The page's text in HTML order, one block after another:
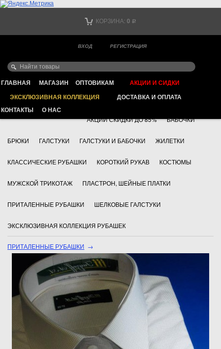
КОРЗИНА: 0 Р
ВХОД РЕГИСТРАЦИЯ
ГЛАВНАЯ МАГАЗИН ОПТОВИКАМ
АКЦИИ И СИДКИ
ЭКСКЛЮЗИВНАЯ КОЛЛЕКЦИЯ
ДОСТАВКА И ОПЛАТА
КОНТАКТЫ
О НАС
Ваш город -
ИНТЕРНЕТ МАГАЗИН КЛАССИЧЕСКОЙ МУЖСКОЙ ОДЕЖДЫ
+7 495 783 69 17 АКСЕССУАРЫ
АКЦИИ СКИДКИ ДО 85% БАБОЧКИ
БРЮКИ ГАЛСТУКИ ГАЛСТУКИ И БАБОЧКИ ЖИЛЕТКИ
КЛАССИЧЕСКИЕ РУБАШКИ КОРОТКИЙ РУКАВ КОСТЮМЫ
МУЖСКОЙ ТРИКОТАЖ ПЛАСТРОН, ШЕЙНЫЕ ПЛАТКИ
ПРИТАЛЕННЫЕ РУБАШКИ ШЕЛКОВЫЕ ГАЛСТУКИ
ЭКСКЛЮЗИВНАЯ КОЛЛЕКЦИЯ РУБАШЕК
ПРИТАЛЕННЫЕ РУБАШКИ →